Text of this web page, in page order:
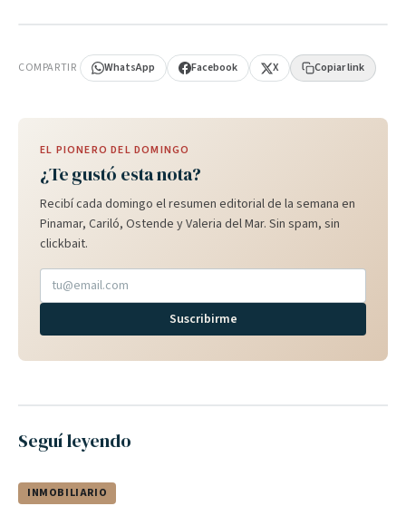
COMPARTIR WhatsApp Facebook X Copiar link
EL PIONERO DEL DOMINGO
¿Te gustó esta nota?
Recibí cada domingo el resumen editorial de la semana en
Pinamar, Cariló, Ostende y Valeria del Mar. Sin spam, sin
clickbait.
Suscribirme
Seguí leyendo
INMOBILIARIO